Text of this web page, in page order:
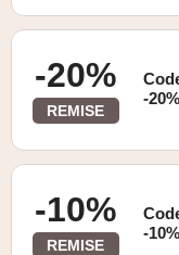
-20%
REMISE
-
-10%
REMISE
-